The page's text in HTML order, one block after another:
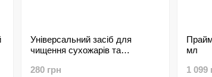
Універсальний засіб для
чищення сухожарів та
500 мл
280 грн
мл
1 099